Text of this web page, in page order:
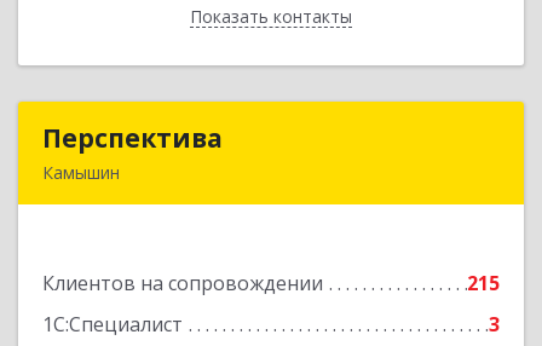
Показать контакты
Назад
Перспектива
Камышин
Клиентов на сопровождении
215
1С:Специалист
3
Подробнее